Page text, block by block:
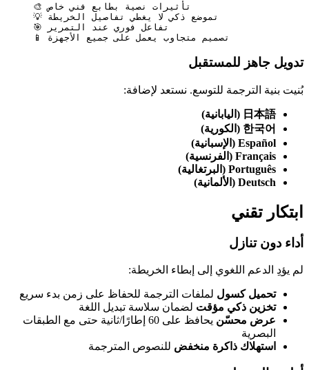
🎨 تأثيرات نصية بطابع فني خاص
💡 تموضع ذكي لا يغطي تفاصيل الخريطة
🎯 تفاعل فوري عند التمرير
📱 تصميم متجاوب يعمل على جميع الأجهزة
تدويل جاهز للمستقبل
بُنيت بنية الترجمة للتوسع. نستعد لإضافة:
日本語 (اليابانية)
한국어 (الكورية)
Español (الإسبانية)
Français (الفرنسية)
Português (البرتغالية)
Deutsch (الألمانية)
ابتكار تقني
أداء دون تنازل
لم يؤدِ الدعم اللغوي إلى إبطاء الخريطة:
تحميل كسول لملفات الترجمة للحفاظ على زمن بدء سريع
تخزين ذكي مؤقت لضمان سلاسة تبديل اللغة
عرض محسّن
يحافظ على 60 إطارًا/ثانية حتى مع الطبقات
البصرية
استهلاك ذاكرة منخفض للنصوص المترجمة